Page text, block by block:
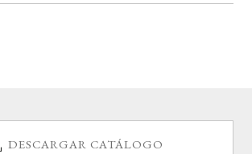
DESCARGAR CATÁLOGO